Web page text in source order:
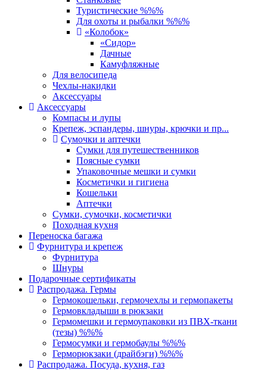
Туристические %%%
Для охоты и рыбалки %%%
«Колобок»
«Сидор»
Дачные
Камуфляжные
Для велосипеда
Чехлы-накидки
Аксессуары
Аксессуары
Компасы и лупы
Крепеж, эспандеры, шнуры, крючки и пр...
Сумочки и аптечки
Сумки для путешественников
Поясные сумки
Упаковочные мешки и сумки
Косметички и гигиена
Кошельки
Аптечки
Сумки, сумочки, косметички
Походная кухня
Переноска багажа
Фурнитура и крепеж
Фурнитура
Шнуры
Подарочные сертификаты
Распродажа. Гермы
Гермокошельки, гермочехлы и гермопакеты
Гермовкладыши в рюкзаки
Гермомешки и гермоупаковки из ПВХ-ткани
(тезы) %%%
Гермосумки и гермобаулы %%%
Герморюкзаки (драйбэги) %%%
Распродажа. Посуда, кухня, газ